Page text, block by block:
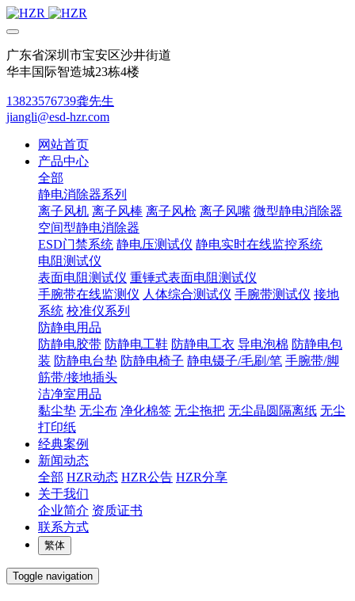
广东省深圳市宝安区沙井街道
华丰国际智造城23栋4楼
13823576739龚先生
jiangli@esd-hzr.com
网站首页
产品中心
全部
静电消除器系列
离子风机 离子风棒 离子风枪 离子风嘴 微型静电消除器
空间型静电消除器
ESD门禁系统 静电压测试仪 静电实时在线监控系统
电阻测试仪
表面电阻测试仪 重锤式表面电阻测试仪
手腕带在线监测仪 人体综合测试仪 手腕带测试仪 接地
系统 校准仪系列
防静电用品
防静电胶带 防静电工鞋 防静电工衣 导电泡棉 防静电包
装 防静电台垫 防静电椅子 静电镊子/毛刷/笔 手腕带/脚
筋带/接地插头
洁净室用品
黏尘垫 无尘布 净化棉签 无尘拖把 无尘晶圆隔离纸 无尘
打印纸
经典案例
新闻动态
全部 HZR动态 HZR公告 HZR分享
关于我们
企业简介 资质证书
联系方式
繁体
Toggle navigation